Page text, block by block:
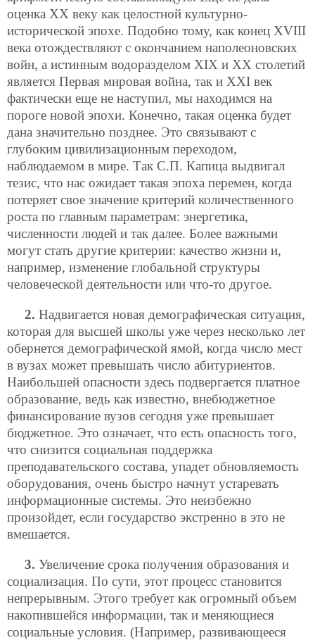
оценка XX веку как целостной культурно-
исторической эпохе. Подобно тому, как конец XVIII
века отождествляют с окончанием наполеоновских
войн, а истинным водоразделом XIX и XX столетий
является Первая мировая война, так и XXI век
фактически еще не наступил, мы находимся на
пороге новой эпохи. Конечно, такая оценка будет
дана значительно позднее. Это связывают с
глубоким цивилизационным переходом,
наблюдаемом в мире. Так С.П. Капица выдвигал
тезис, что нас ожидает такая эпоха перемен, когда
потеряет свое значение критерий количественного
роста по главным параметрам: энергетика,
численности людей и так далее. Более важными
могут стать другие критерии: качество жизни и,
например, изменение глобальной структуры
человеческой деятельности или что-то другое.
2. Надвигается новая демографическая ситуация,
которая для высшей школы уже через несколько лет
обернется демографической ямой, когда число мест
в вузах может превышать число абитуриентов.
Наибольшей опасности здесь подвергается платное
образование, ведь как известно, внебюджетное
финансирование вузов сегодня уже превышает
бюджетное. Это означает, что есть опасность того,
что снизится социальная поддержка
преподавательского состава, упадет обновляемость
оборудования, очень быстро начнут устаревать
информационные системы. Это неизбежно
произойдет, если государство экстренно в это не
вмешается.
3. Увеличение срока получения образования и
социализация. По сути, этот процесс становится
непрерывным. Этого требует как огромный объем
накопившейся информации, так и меняющиеся
социальные условия. (Например, развивающееся